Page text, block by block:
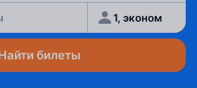
1, эконом
билеты